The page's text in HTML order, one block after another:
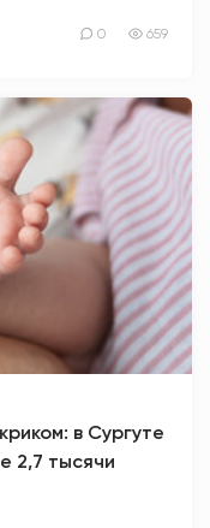
0 659
в Сургуте
2,7 тысячи